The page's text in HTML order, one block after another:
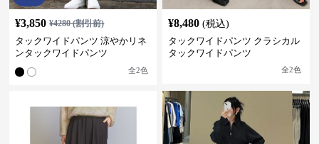
¥3,850 ¥4280(割引前)
タックワイドパンツ 涼やかリネ
ンタックワイドパンツ
全2色
¥8,480 (税込)
タックワイドパンツ クラシカル
タックワイドパンツ
全2色